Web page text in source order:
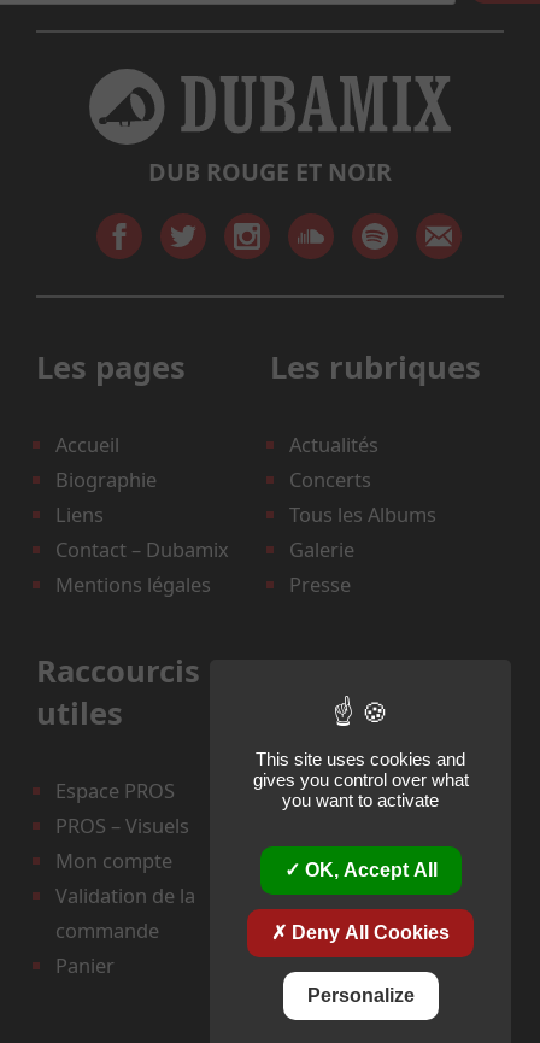
DUB ROUGE ET NOIR
Les pages
Accueil
Biographie
Liens
Contact – Dubamix
Mentions légales
Les rubriques
Actualités
Concerts
Tous les Albums
Galerie
Presse
Raccourcis
utiles
Espace PROS
PROS – Visuels
Mon compte
Validation de la
commande
Panier
This site uses cookies and
gives you control over what
you want to activate
OK, Accept All
Deny All Cookies
Personalize